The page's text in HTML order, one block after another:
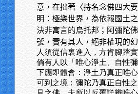
意，在拙著〈持名念佛四大
明：極樂世界，為依報國土
決非寓言的烏托邦；阿彌陀
號，實有其人，絕非權現的
人須從信裏進入，方肯腳踏
倘有人以「唯心淨土、自性
下應即體會：淨土乃真正唯
可到之境；彌陀乃真正自性